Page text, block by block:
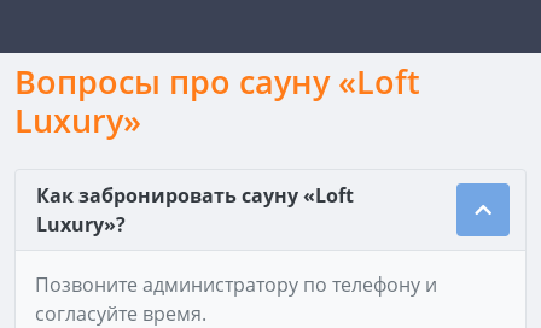
Вопросы про сауну «Loft
Luxury»
Как забронировать сауну «Loft
Luxury»?
Позвоните администратору по телефону и
согласуйте время.